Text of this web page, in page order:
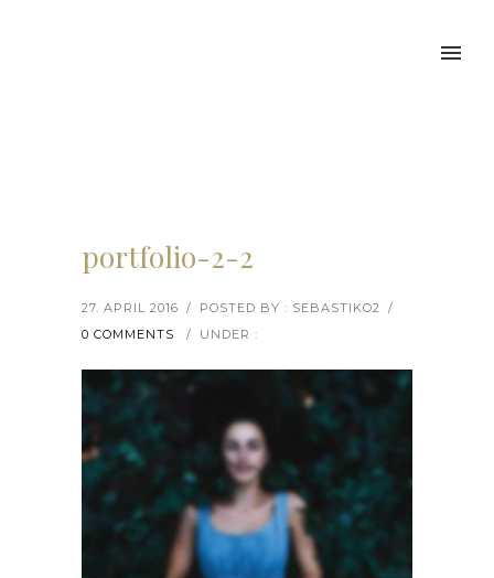
portfolio-2-2
27. APRIL 2016 / POSTED BY : SEBASTIKO2 /
0 COMMENTS
/ UNDER :